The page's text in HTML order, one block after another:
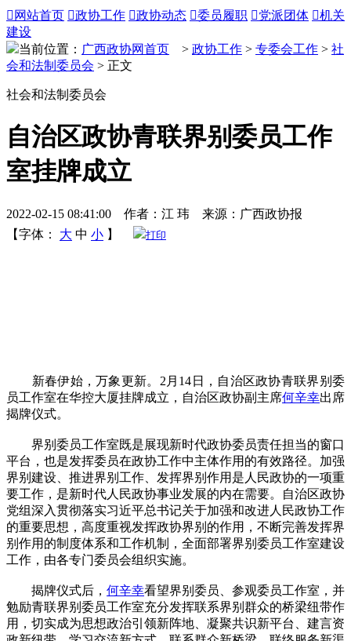
 网站首页 政协工作 政协动态 委员履职 党派团体 机关
建设
当前位置： 广西政协网首页 > 政协工作 > 专委会工作 > 社
会和法制委员会 > 正文
社会和法制委员会
自治区政协青联界别委员工作
室挂牌成立
2022-02-15 08:41:00 作者：江 玮 来源：广西政协报
【字体：
大 中 小 】 打印
新春伊始，万象更新。2月14日，自治区政协青联界别委
员工作室在华控大厦挂牌成立，自治区政协副主席何辛幸出席
揭牌仪式。
界别委员工作室既是展现新时代政协委员责任担当的窗口
平台，也是发挥委员在政协工作中主体作用的有效路径。加强
界别建设、推进界别工作、发挥界别作用是人民政协的一项重
要工作，是新时代人民政协事业发展的内在需要。自治区政协
党组深入贯彻落实习近平总书记关于加强和改进人民政协工作
的重要思想，高度重视发挥政协界别的作用，不断完善发挥界
别作用的制度体系和工作机制，全面部署界别委员工作室建设
工作，由各专门委员会组织实施。
揭牌仪式后， 何辛幸看望界别委员、参观委员工作室，并
勉励青联界别委员工作室充分发挥联系界别群众的桥梁纽带作
用，切实成为思想政治引领新阵地、凝聚共识新平台、建言资